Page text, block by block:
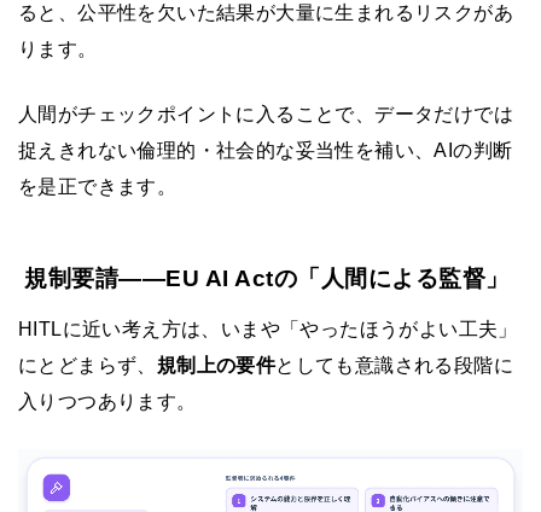
ると、公平性を欠いた結果が大量に生まれるリスクがあ
ります。
人間がチェックポイントに入ることで、データだけでは
捉えきれない倫理的・社会的な妥当性を補い、AIの判断
を是正できます。
規制要請——EU AI Actの「人間による監督」
HITLに近い考え方は、いまや「やったほうがよい工夫」
にとどまらず、 規制上の要件としても意識される段階に
入りつつあります。